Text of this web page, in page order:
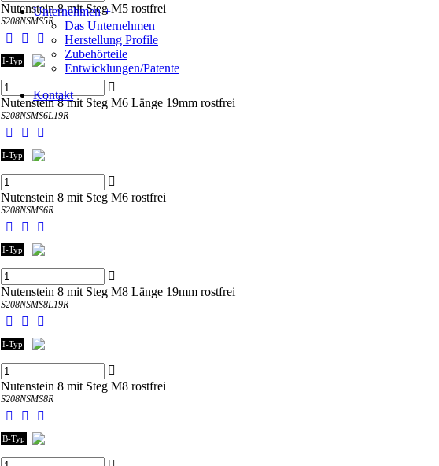
Unternehmen +
Das Unternehmen
Herstellung Profile
Zubehörteile
Entwicklungen/Patente
Kontakt
Nutenstein 8 mit Steg M5 rostfrei
S208NSMS5R
Nutenstein 8 mit Steg M6 Länge 19mm rostfrei
S208NSMS6L19R
I-Typ
Nutenstein 8 mit Steg M6 rostfrei
S208NSMS6R
I-Typ
Nutenstein 8 mit Steg M8 Länge 19mm rostfrei
S208NSMS8L19R
I-Typ
Nutenstein 8 mit Steg M8 rostfrei
S208NSMS8R
I-Typ
B-Typ